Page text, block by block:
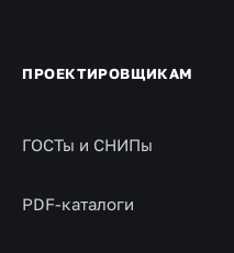
ПРОЕКТИРОВЩИКАМ
ГОСТы и СНИПы
PDF-каталоги